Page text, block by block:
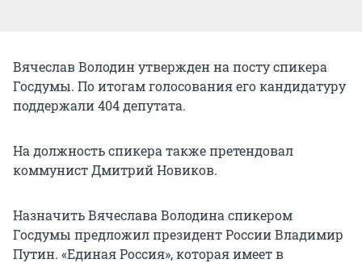
Вячеслав Володин утвержден на посту спикера
Госдумы. По итогам голосования его кандидатуру
поддержали 404 депутата.
На должность спикера также претендовал
коммунист Дмитрий Новиков.
Назначить Вячеслава Володина спикером
Госдумы предложил президент России Владимир
Путин. «Единая Россия», которая имеет в